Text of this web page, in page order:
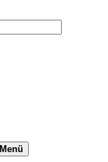
Menü